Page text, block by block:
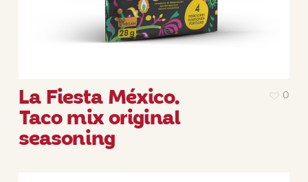
La Fiesta México.
Taco mix original
seasoning
0